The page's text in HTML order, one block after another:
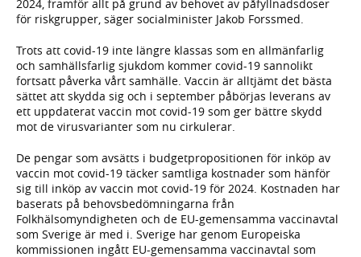
2024, framför allt på grund av behovet av påfyllnadsdoser
för riskgrupper, säger socialminister Jakob Forssmed.
Trots att covid-19 inte längre klassas som en allmänfarlig
och samhällsfarlig sjukdom kommer covid-19 sannolikt
fortsatt påverka vårt samhälle. Vaccin är alltjämt det bästa
sättet att skydda sig och i september påbörjas leverans av
ett uppdaterat vaccin mot covid-19 som ger bättre skydd
mot de virusvarianter som nu cirkulerar.
De pengar som avsätts i budgetpropositionen för inköp av
vaccin mot covid-19 täcker samtliga kostnader som hänför
sig till inköp av vaccin mot covid-19 för 2024. Kostnaden har
baserats på behovsbedömningarna från
Folkhälsomyndigheten och de EU-gemensamma vaccinavtal
som Sverige är med i. Sverige har genom Europeiska
kommissionen ingått EU-gemensamma vaccinavtal som